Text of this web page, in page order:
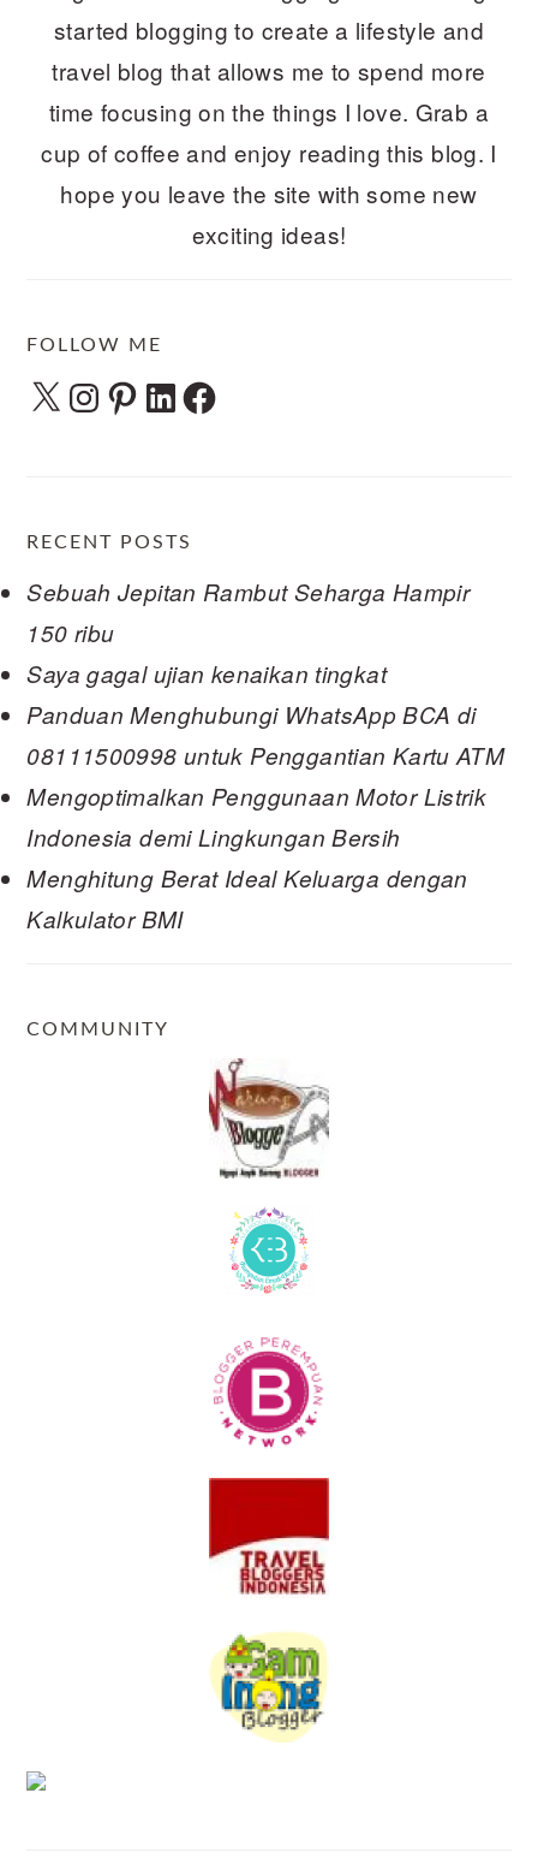
started blogging to create a lifestyle and
travel blog that allows me to spend more
time focusing on the things I love. Grab a
cup of coffee and enjoy reading this blog. I
hope you leave the site with some new
exciting ideas!
FOLLOW ME
X Instagram
Pinterest
LinkedInFacebook
RECENT POSTS
Sebuah Jepitan Rambut Seharga Hampir
150 ribu
Saya gagal ujian kenaikan tingkat
Panduan Menghubungi WhatsApp BCA di
08111500998 untuk Penggantian Kartu ATM
Mengoptimalkan Penggunaan Motor Listrik
Indonesia demi Lingkungan Bersih
Menghitung Berat Ideal Keluarga dengan
Kalkulator BMI
COMMUNITY